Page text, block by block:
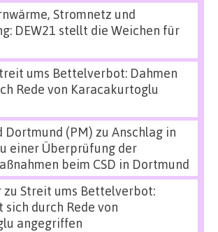
Stromnetz und
DEW21 stellt die Weichen für
ums Bettelverbot: Dahmen
Rede von Karacakurtoglu
Dortmund (PM) zu Anschlag in
einer Überprüfung der
beim CSD in Dortmund
zu Streit ums Bettelverbot:
sich durch Rede von
angegriffen